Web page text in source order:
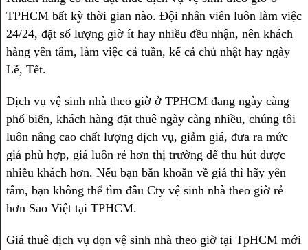
TPHCM bất kỳ thời gian nào. Đội nhân viên luôn làm việc
24/24, đặt số lượng giờ ít hay nhiều đều nhận, nên khách
hàng yên tâm, làm việc cả tuần, kể cả chủ nhật hay ngày
Lễ, Tết.
Dịch vụ vệ sinh nhà theo giờ ở TPHCM đang ngày càng
phổ biến, khách hàng đặt thuê ngày càng nhiều, chúng tôi
luôn nâng cao chất lượng dịch vụ, giảm giá, đưa ra mức
giá phù hợp, giá luôn rẻ hơn thị trường để thu hút được
nhiều khách hơn. Nếu bạn băn khoăn về giá thì hãy yên
tâm, bạn không thể tìm đâu Cty vệ sinh nhà theo giờ rẻ
hơn Sao Việt tại TPHCM.
Giá thuê dịch vụ dọn vệ sinh nhà theo giờ tại TpHCM mới